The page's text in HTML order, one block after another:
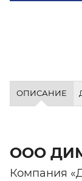
ОПИСАНИЕ
ООО
Компания